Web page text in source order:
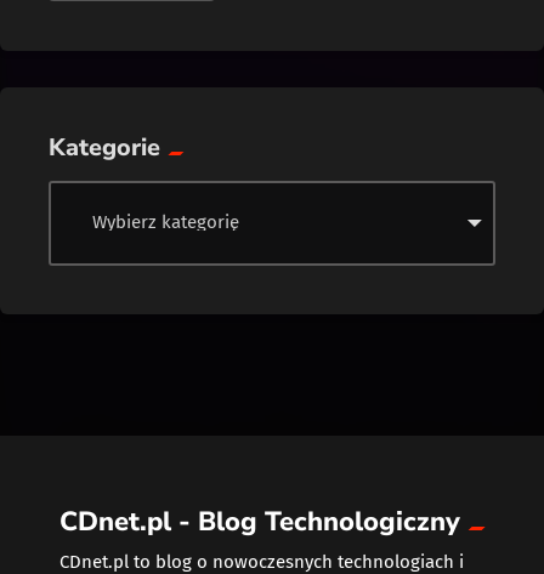
Kategorie
CDnet.pl - Blog Technologiczny
CDnet.pl to blog o nowoczesnych technologiach i